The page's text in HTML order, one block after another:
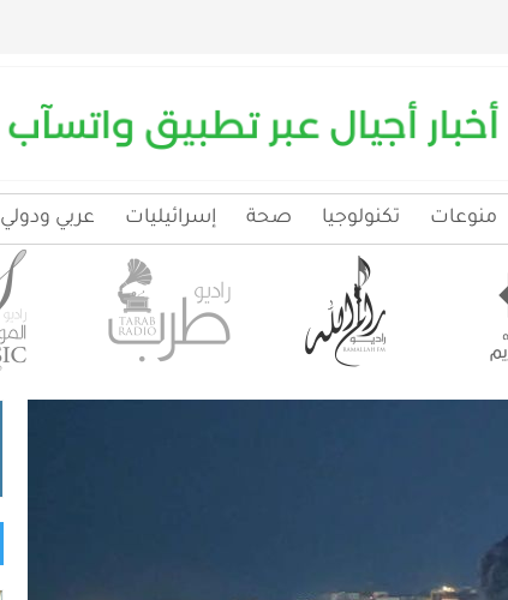
منوعات تكنولوجيا صحة إسرائيليات عربي ودولي